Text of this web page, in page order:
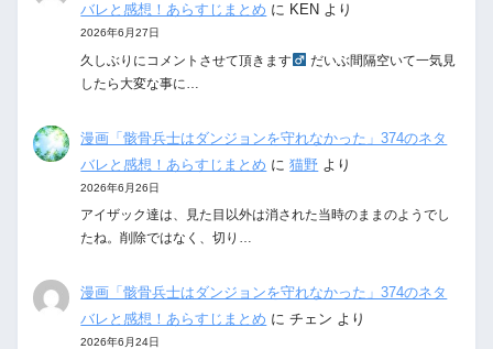
バレと感想！あらすじまとめ に KEN より
2026年6月27日
久しぶりにコメントさせて頂きます‍
だいぶ間隔空いて一気見
したら大変な事に…
漫画「骸骨兵士はダンジョンを守れなかった」374のネタ
バレと感想！あらすじまとめ に猫野 より
2026年6月26日
アイザック達は、見た目以外は消された当時のままのようでし
たね。削除ではなく、切り…
漫画「骸骨兵士はダンジョンを守れなかった」374のネタ
バレと感想！あらすじまとめ にチェン より
2026年6月24日